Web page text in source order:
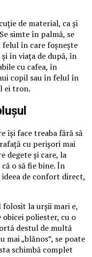
de material, ca și
simte în palmă, se
felul în care foșnește
în viața de după, în
cu cafea, în
copil sau în felul în
ei tron.
își face treaba fără să
cu perișori mai
degete și care, la
o să fie bine. În
de confort direct,
la urșii mari e,
poliester, cu o
destul de multă
mai „blănos”, se poate
schimbă complet